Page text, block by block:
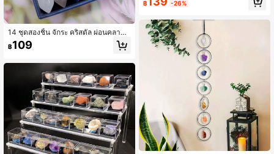
14 ชุดสองชิ้น จักระ คริสตัล ผ่อนคลาย โ
ยคะหินธรรมชาติกล่องของขวัญ
฿109
บ ชุดหินโมราห์ชุบด้วยไฟฟ้า จีโอดหลา
ร่ การแสดงผลเพื่อการศึกษา ของขวัญ
สำหรับเพื่อน
฿ -26%